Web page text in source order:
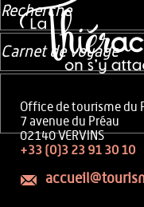
Office de tourisme du
7 avenue du Préau
02140 VERVINS
+33 (0)3 23 91 30 10
Recherche
Carnet de voyage